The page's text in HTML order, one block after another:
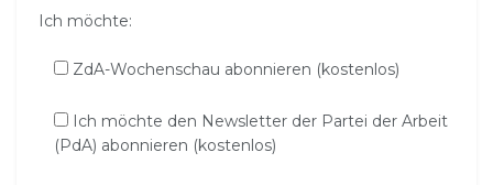
Ich möchte:
ZdA-Wochenschau abonnieren (kostenlos)
Ich möchte den Newsletter der Partei der Arbeit
(PdA) abonnieren (kostenlos)